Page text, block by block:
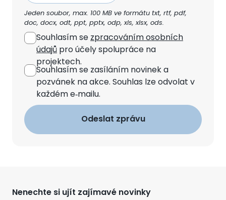
Jeden soubor, max. 100 MB ve formátu txt, rtf, pdf,
doc, docx, odt, ppt, pptx, odp, xls, xlsx, ods.
Souhlasím sezpracováním osobních
údajůpro účely spolupráce na
projektech.
Souhlasím se zasíláním novineka
pozvánek na akce. Souhlas lze odvolat v
každém e‑mailu.
Nenechte si ujít zajímavé novinky